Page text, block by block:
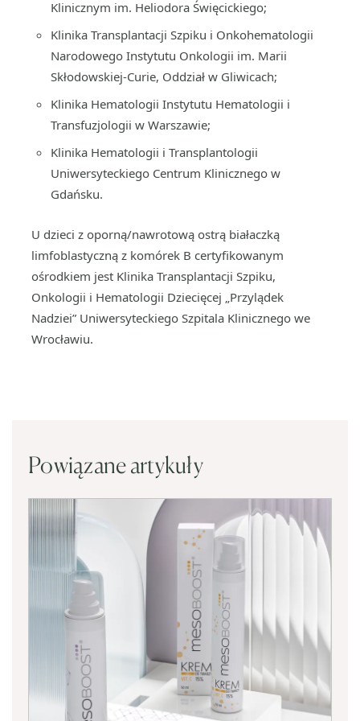
Klinicznym im. Heliodora Święcickiego;
Klinika Transplantacji Szpiku i Onkohematologii
Narodowego Instytutu Onkologii im. Marii
Skłodowskiej-Curie, Oddział w Gliwicach;
Klinika Hematologii Instytutu Hematologii i
Transfuzjologii w Warszawie;
Klinika Hematologii i Transplantologii
Uniwersyteckiego Centrum Klinicznego w
Gdańsku.
U dzieci z oporną/nawrotową ostrą białaczką
limfoblastyczną z komórek B certyfikowanym
ośrodkiem jest Klinika Transplantacji Szpiku,
Onkologii i Hematologii Dziecięcej „Przylądek
Nadziei” Uniwersyteckiego Szpitala Klinicznego we
Wrocławiu.
Powiązane artykuły